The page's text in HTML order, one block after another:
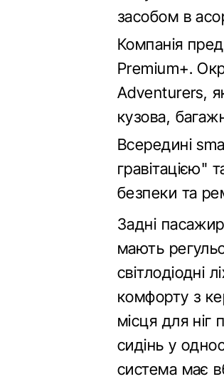
засобом в
Компанія
Premium+.
Adventurers,
кузова,
Всередині
гравітацією"
безпеки та
Задні
мають
світлодіодні
комфорту з
місця для
сидінь у
система має